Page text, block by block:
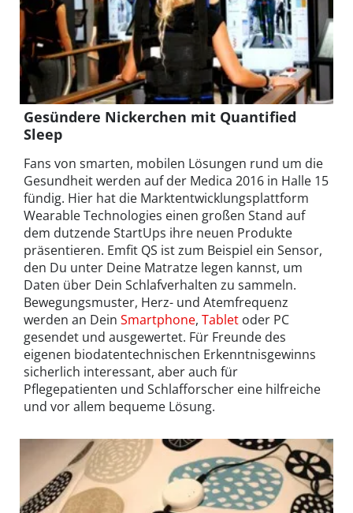
Gesündere Nickerchen mit Quantified
Sleep
Fans von smarten, mobilen Lösungen rund um die
Gesundheit werden auf der Medica 2016 in Halle 15
fündig. Hier hat die Marktentwicklungsplattform
Wearable Technologies einen großen Stand auf
dem dutzende StartUps ihre neuen Produkte
präsentieren. Emfit QS ist zum Beispiel ein Sensor,
den Du unter Deine Matratze legen kannst, um
Daten über Dein Schlafverhalten zu sammeln.
Bewegungsmuster, Herz- und Atemfrequenz
werden an Dein Smartphone, Tablet oder PC
gesendet und ausgewertet. Für Freunde des
eigenen biodatentechnischen Erkenntnisgewinns
sicherlich interessant, aber auch für
Pflegepatienten und Schlafforscher eine hilfreiche
und vor allem bequeme Lösung.